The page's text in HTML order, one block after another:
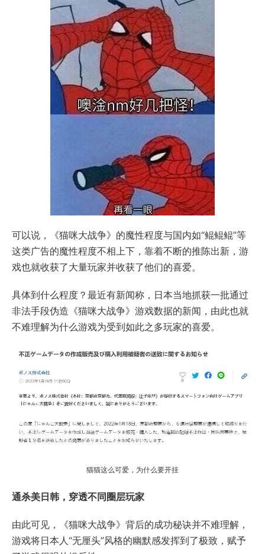
可以说，《猫咪大战争》的魔性程度与国内如“鲲鲲鲲”等
这类广告的魔性程度不相上下，靠着不断的推陈出新，游
戏也就收获了大量玩家并收获了他们的喜爱。
具体到什么程度？最近有新闻称，日本当地抓获一批通过
非法手段伪造《猫咪大战争》游戏数据的新闻，由此也就
不难理解为什么游戏为受到如此之多玩家的喜爱。
猫猫这么可爱，为什么要开挂
通杀美日韩，穿透不同圈层玩家
由此可见，《猫咪大战争》背后的成功秘诀并不难理解，
游戏将日本人“无厘头”风格的幽默感发挥到了极致，赋予